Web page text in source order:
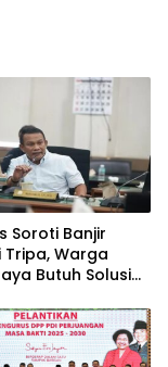
Soroti Banjir
Tripa, Warga
Butuh Solusi